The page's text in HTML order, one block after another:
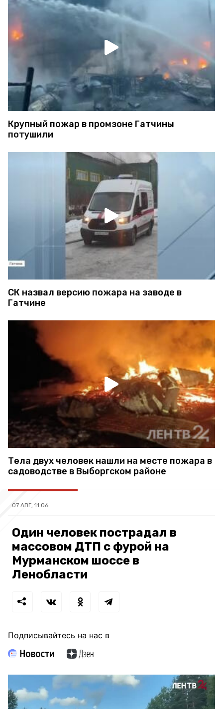
Крупный пожар в промзоне Гатчины
потушили
СК назвал версию пожара на заводе в
Гатчине
Тела двух человек нашли на месте пожара в
садоводстве в Выборгском районе
07 АВГ, 11:06
Один человек пострадал в
массовом ДТП с фурой на
Мурманском шоссе в
Ленобласти
Подписывайтесь на нас в